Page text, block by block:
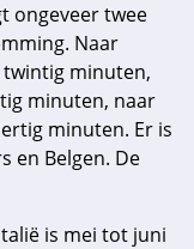
ongeveer twee
Naar
twintig minuten,
minuten, naar
minuten. Er is
en Belgen. De
is mei tot juni